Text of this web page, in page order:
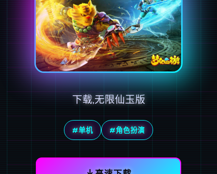
下载,无限仙玉版
#单机 #角色扮演